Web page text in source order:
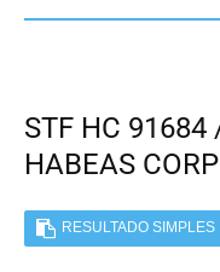
STF HC 91684
HABEAS
RESULTADO SIMPLES